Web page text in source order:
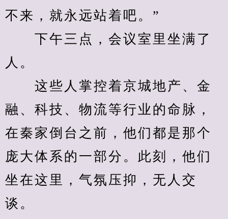
不来，就永远站着吧。”
下午三点，会议室里坐满了
人。
这些人掌控着京城地产、金
融、科技、物流等行业的命脉，
在秦家倒台之前，他们都是那个
庞大体系的一部分。此刻，他们
坐在这里，气氛压抑，无人交
谈。